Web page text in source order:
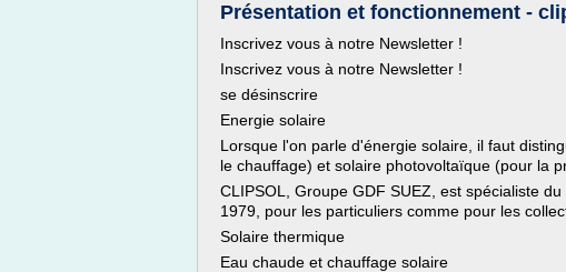
Présentation et fonctionnement -
Inscrivez vous à notre Newsletter !
Inscrivez vous à notre Newsletter !
se désinscrire
Energie solaire
Lorsque l'on parle d'énergie solaire, il faut
le chauffage) et solaire photovoltaïque (pour la
CLIPSOL, Groupe GDF SUEZ, est spécialiste
1979, pour les particuliers comme pour les
Solaire thermique
Eau chaude et chauffage solaire